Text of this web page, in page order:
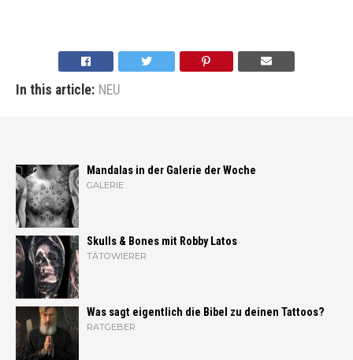
In this article: NEU
Mandalas in der Galerie der Woche
GALERIE
Skulls & Bones mit Robby Latos
TÄTOWIERER
Was sagt eigentlich die Bibel zu deinen Tattoos?
RATGEBER